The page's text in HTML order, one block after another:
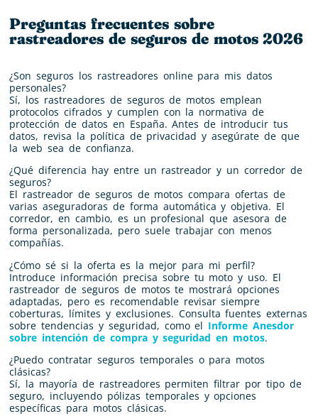
Preguntas frecuentes sobre
rastreadores de seguros de motos 2026
¿Son seguros los rastreadores online para mis datos
personales?
Sí, los rastreadores de seguros de motos emplean
protocolos cifrados y cumplen con la normativa de
protección de datos en España. Antes de introducir tus
datos, revisa la política de privacidad y asegúrate de que
la web sea de confianza.
¿Qué diferencia hay entre un rastreador y un corredor de
seguros?
El rastreador de seguros de motos compara ofertas de
varias aseguradoras de forma automática y objetiva. El
corredor, en cambio, es un profesional que asesora de
forma personalizada, pero suele trabajar con menos
compañías.
¿Cómo sé si la oferta es la mejor para mi perfil?
Introduce información precisa sobre tu moto y uso. El
rastreador de seguros de motos te mostrará opciones
adaptadas, pero es recomendable revisar siempre
coberturas, límites y exclusiones. Consulta fuentes externas
sobre tendencias y seguridad, como el Informe Anesdor
sobre intención de compra y seguridad en motos.
¿Puedo contratar seguros temporales o para motos
clásicas?
Sí, la mayoría de rastreadores permiten filtrar por tipo de
seguro, incluyendo pólizas temporales y opciones
específicas para motos clásicas.